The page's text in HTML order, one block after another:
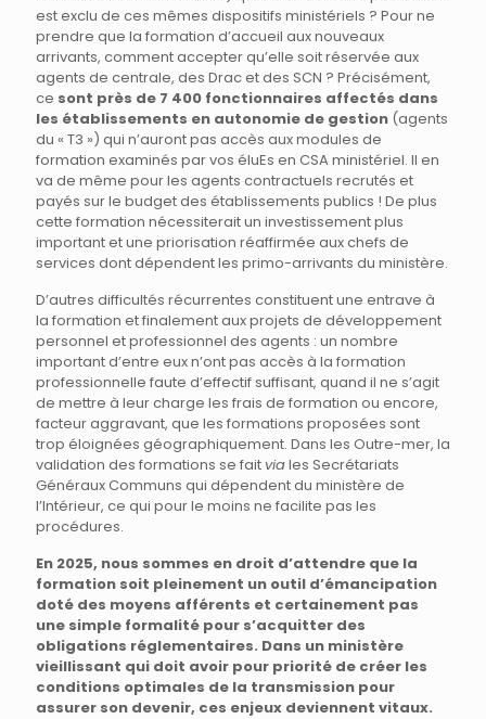
est exclu de ces mêmes dispositifs ministériels ? Pour ne
prendre que la formation d’accueil aux nouveaux
arrivants, comment accepter qu’elle soit réservée aux
agents de centrale, des Drac et des SCN ? Précisément,
ce sont près de 7 400 fonctionnaires affectés dans
les établissements en autonomie de gestion (agents
du « T3 ») qui n’auront pas accès aux modules de
formation examinés par vos éluEs en CSA ministériel. Il en
va de même pour les agents contractuels recrutés et
payés sur le budget des établissements publics ! De plus
cette formation nécessiterait un investissement plus
important et une priorisation réaffirmée aux chefs de
services dont dépendent les primo-arrivants du ministère.
D’autres difficultés récurrentes constituent une entrave à
la formation et finalement aux projets de développement
personnel et professionnel des agents : un nombre
important d’entre eux n’ont pas accès à la formation
professionnelle faute d’effectif suffisant, quand il ne s’agit
de mettre à leur charge les frais de formation ou encore,
facteur aggravant, que les formations proposées sont
trop éloignées géographiquement. Dans les Outre-mer, la
validation des formations se fait viales Secrétariats
Généraux Communs qui dépendent du ministère de
l’Intérieur, ce qui pour le moins ne facilite pas les
procédures.
En 2025, nous sommes en droit d’attendre que la
formation soit pleinement un outil d’émancipation
doté des moyens afférents et certainement pas
une simple formalité pour s’acquitter des
obligations réglementaires. Dans un ministère
vieillissant qui doit avoir pour priorité de créer les
conditions optimales de la transmission pour
assurer son devenir, ces enjeux deviennent vitaux.